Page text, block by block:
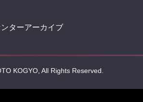
ターアーカイブ
KOGYO, All Rights Reserved.